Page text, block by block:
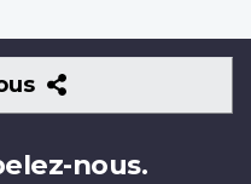
Suivez-
nous
nous.